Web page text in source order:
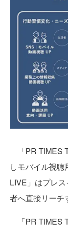
「PR TIMES
しモバイル視
LIVE」はプレ
者へ直接リーチ
「PR TIMES